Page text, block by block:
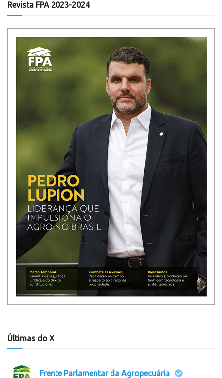
Revista FPA 2023-2024
Últimas do X
Frente Parlamentar da Agropecuária